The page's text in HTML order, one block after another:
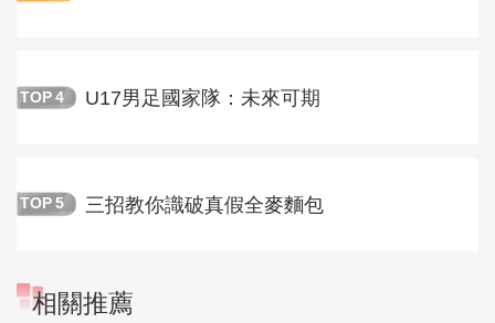
TOP 4 U17男足國家隊：未來可期
TOP 5 三招教你識破真假全麥麵包
相關推薦